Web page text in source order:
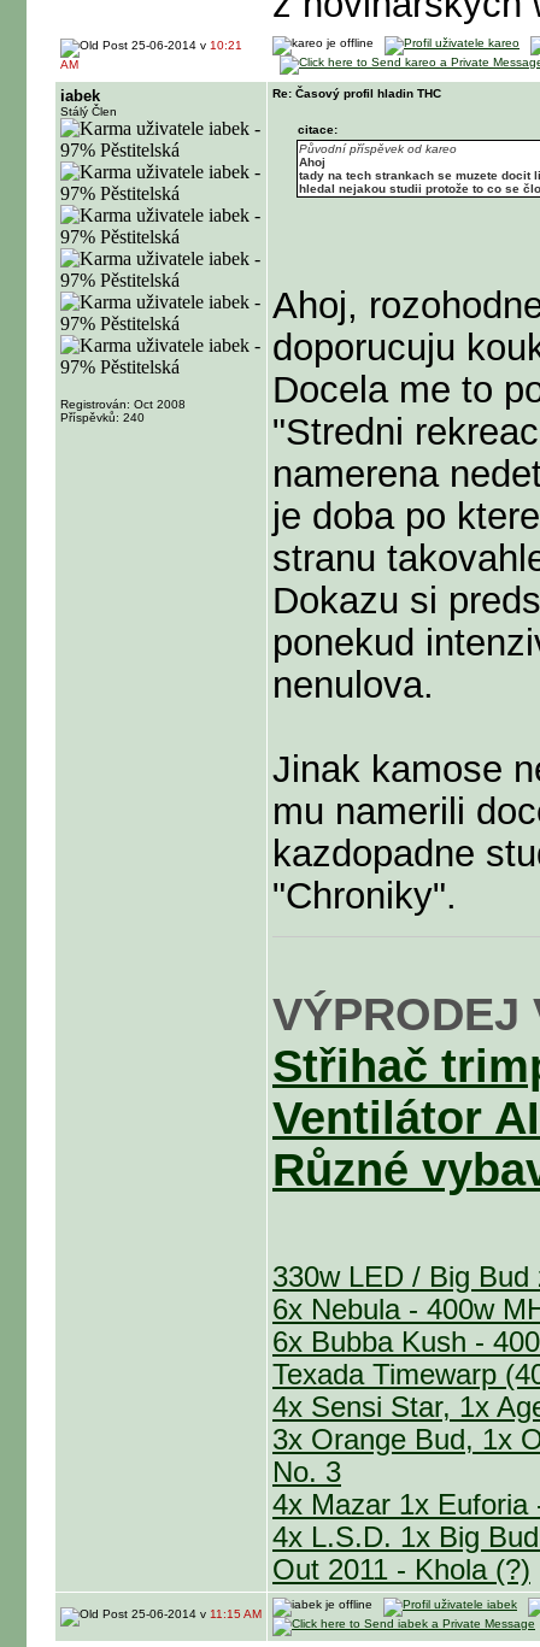
25-06-2014 v 10:21
AM
iabek
Stálý Člen
Registrován: Oct 2008
Příspěvků: 240
Re: Časový profil hladin THC
citace:
Původní příspěvek od kareo
Ahoj
tady na tech strankach se muzete docit
hledal nejakou studii protože to co se
Ahoj,
doporucuju
Docela me to
"Stredni
namerena
je doba po
stranu
Dokazu si
ponekud
nenulova.
Jinak kamose
mu namerili
kazdopadne
"Chroniky".
VÝPRODEJ
Střihač
Ventilátor
Různé
330w LED / Big
6x Nebula - 400w
6x Bubba Kush -
Texada Timewarp
4x Sensi Star, 1x
3x Orange Bud, 1x
No. 3
4x Mazar 1x Euforia
4x L.S.D. 1x Big
Out 2011 - Khola (?)
25-06-2014 v 11:15 AM